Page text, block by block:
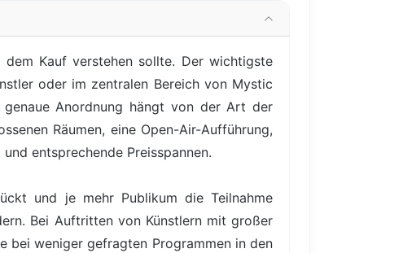
Kauf verstehen sollte. Der wichtigste
oder im zentralen Bereich von Mystic
Anordnung hängt von der Art der
Räumen, eine Open-Air-Aufführung,
entsprechende Preisspannen.
und je mehr Publikum die Teilnahme
Bei Auftritten von Künstlern mit großer
bei weniger gefragten Programmen in den